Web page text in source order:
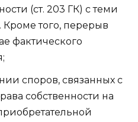
(ст. 203 ГК) с теми
того, перерыв
фактического
споров, связанных с
собственности на